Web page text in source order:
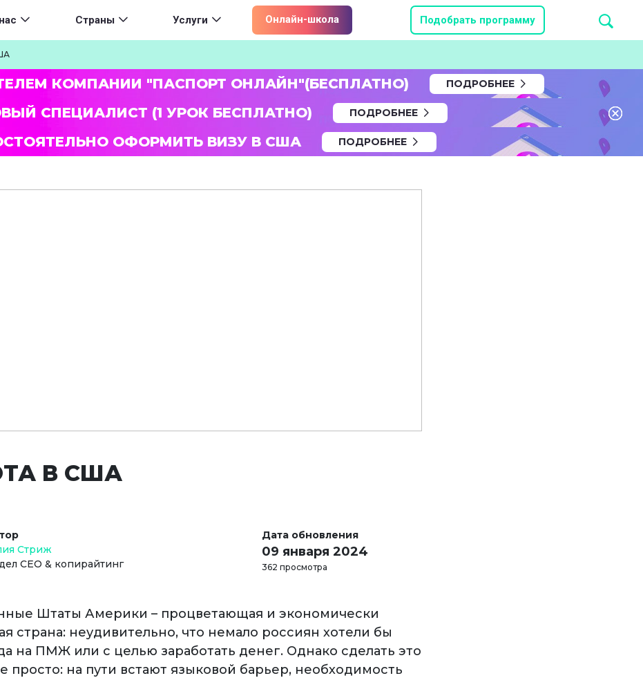
Страны Услуги Онлайн-школа Подобрать программу
КОМПАНИИ "ПАСПОРТ ОНЛАЙН"(БЕСПЛАТНО) ПОДРОБНЕЕ
СПЕЦИАЛИСТ (1 УРОК БЕСПЛАТНО) ПОДРОБНЕЕ
ОФОРМИТЬ ВИЗУ В США ПОДРОБНЕЕ
В США
Стриж
СЕО & копирайтинг
Дата обновления
09 января 2024
362 просмотра
Штаты Америки – процветающая и экономически
страна: неудивительно, что немало россиян хотели бы
на ПМЖ или с целью заработать денег. Однако сделать это
просто: на пути встают языковой барьер, необходимость